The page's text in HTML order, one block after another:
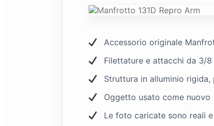
Accessorio originale
Filettature e attacchi da 3/
Struttura in alluminio
Oggetto usato come nuovo
Le foto caricate sono reali